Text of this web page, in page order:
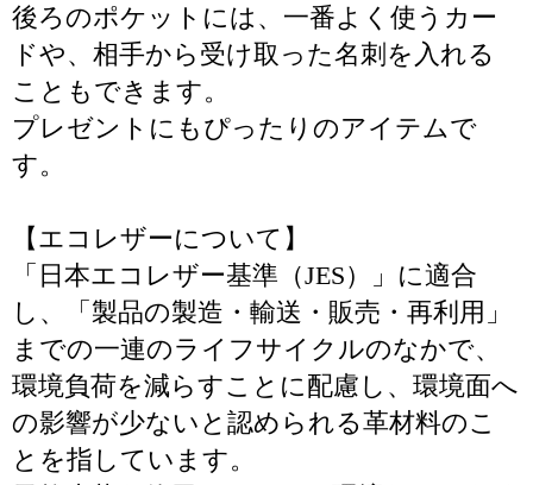
後ろのポケットには、一番よく使うカー
ドや、相手から受け取った名刺を入れる
こともできます。
プレゼントにもぴったりのアイテムで
す。
【エコレザーについて】
「日本エコレザー基準（JES）」に適合
し、「製品の製造・輸送・販売・再利用」
までの一連のライフサイクルのなかで、
環境負荷を減らすことに配慮し、環境面へ
の影響が少ないと認められる革材料のこ
とを指しています。